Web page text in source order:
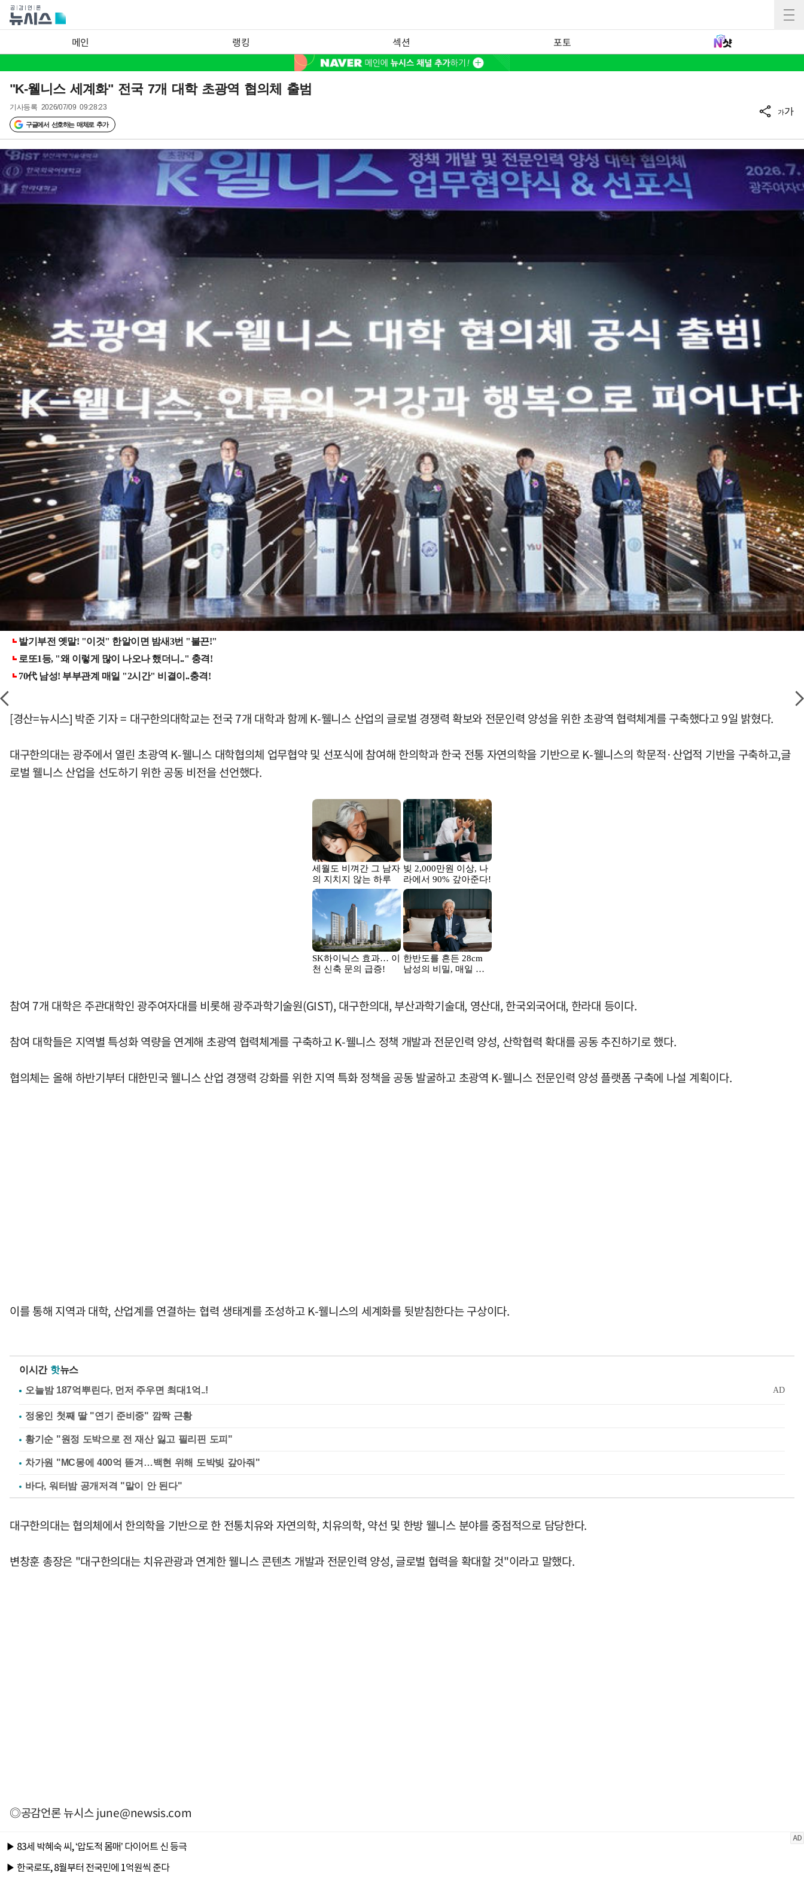
메인 랭킹 섹션 포토
"K-웰니스 세계화" 전국 7개 대학 초광역 협의체 출범
기사등록 2026/07/09 09:28:23
구글에서 선호하는 매체로 추가
가가
[경산=뉴시스] 박준 기자 = 대구한의대학교는 전국 7개 대학과 함께 K-웰니스 산업의 글로벌 경쟁력 확보와 전문인력 양성을 위한 초광역 협력체계를 구축했다고 9일 밝혔다.
대구한의대는 광주에서 열린 초광역 K-웰니스 대학협의체 업무협약 및 선포식에 참여해 한의학과 한국 전통 자연의학을 기반으로 K-웰니스의 학문적·산업적 기반을 구축하고,글
로벌 웰니스 산업을 선도하기 위한 공동 비전을 선언했다.
참여 7개 대학은 주관대학인 광주여자대를 비롯해 광주과학기술원(GIST), 대구한의대, 부산과학기술대, 영산대, 한국외국어대, 한라대 등이다.
참여 대학들은 지역별 특성화 역량을 연계해 초광역 협력체계를 구축하고 K-웰니스 정책 개발과 전문인력 양성, 산학협력 확대를 공동 추진하기로 했다.
협의체는 올해 하반기부터 대한민국 웰니스 산업 경쟁력 강화를 위한 지역 특화 정책을 공동 발굴하고 초광역 K-웰니스 전문인력 양성 플랫폼 구축에 나설 계획이다.
이를 통해 지역과 대학, 산업계를 연결하는 협력 생태계를 조성하고 K-웰니스의 세계화를 뒷받침한다는 구상이다.
이시간 핫뉴스
정웅인 첫째 딸 "연기 준비중" 깜짝 근황
황기순 "원정 도박으로 전 재산 잃고 필리핀 도피"
차가원 "MC몽에 400억 뜯겨…백현 위해 도박빚 갚아줘"
바다, 워터밤 공개저격 "말이 안 된다"
대구한의대는 협의체에서 한의학을 기반으로 한 전통치유와 자연의학, 치유의학, 약선 및 한방 웰니스 분야를 중점적으로 담당한다.
변창훈 총장은 "대구한의대는 치유관광과 연계한 웰니스 콘텐츠 개발과 전문인력 양성, 글로벌 협력을 확대할 것"이라고 말했다.
◎공감언론 뉴시스june@newsis.com